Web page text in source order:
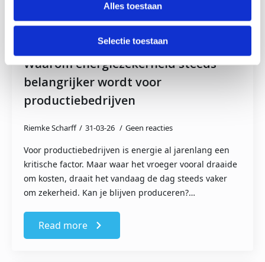
Alles toestaan
Selectie toestaan
Waarom energiezekerheid steeds
belangrijker wordt voor
productiebedrijven
Riemke Scharff 31-03-26 Geen reacties
Voor productiebedrijven is energie al jarenlang een
kritische factor. Maar waar het vroeger vooral draaide
om kosten, draait het vandaag de dag steeds vaker
om zekerheid. Kan je blijven produceren?…
Read more